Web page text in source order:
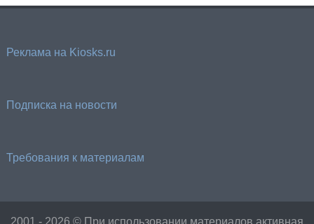
Реклама на Kiosks.ru
Подписка на новости
Требования к материалам
2001 - 2026 © При использовании материалов активная